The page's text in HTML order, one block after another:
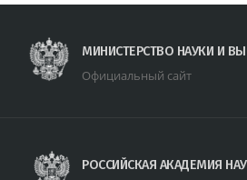
МИНИСТЕРСТВО НАУКИ И
Официальный сайт
РОССИЙСКАЯ АКАДЕМИЯ